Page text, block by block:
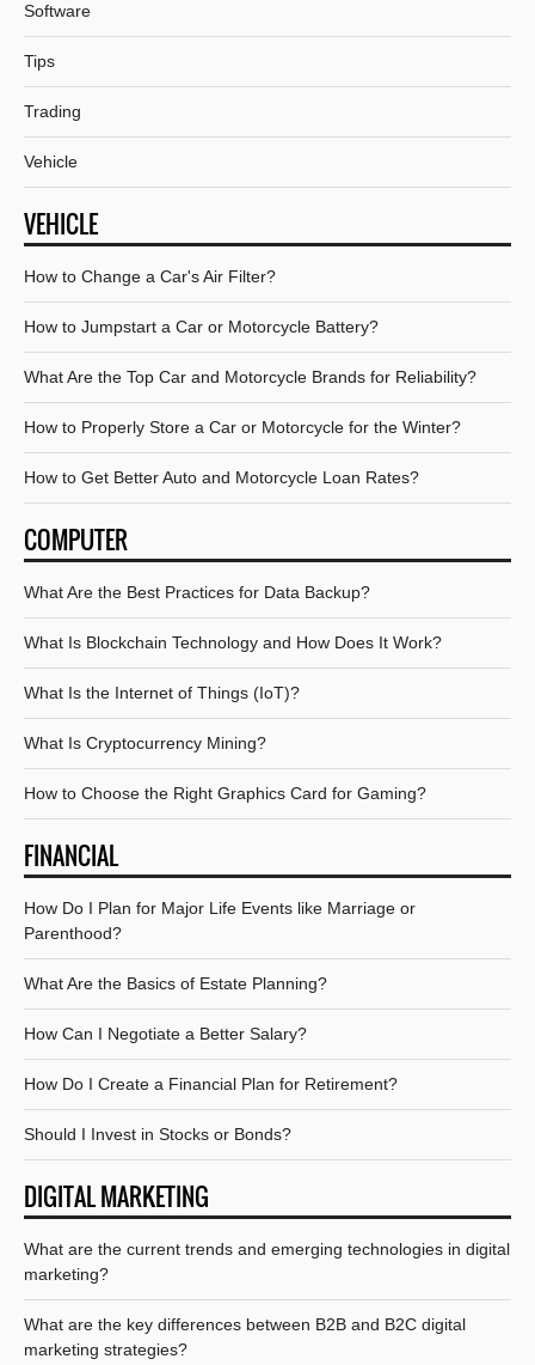
Software
Tips
Trading
Vehicle
VEHICLE
How to Change a Car's Air Filter?
How to Jumpstart a Car or Motorcycle Battery?
What Are the Top Car and Motorcycle Brands for Reliability?
How to Properly Store a Car or Motorcycle for the Winter?
How to Get Better Auto and Motorcycle Loan Rates?
COMPUTER
What Are the Best Practices for Data Backup?
What Is Blockchain Technology and How Does It Work?
What Is the Internet of Things (IoT)?
What Is Cryptocurrency Mining?
How to Choose the Right Graphics Card for Gaming?
FINANCIAL
How Do I Plan for Major Life Events like Marriage or
Parenthood?
What Are the Basics of Estate Planning?
How Can I Negotiate a Better Salary?
How Do I Create a Financial Plan for Retirement?
Should I Invest in Stocks or Bonds?
DIGITAL MARKETING
What are the current trends and emerging technologies in digital
marketing?
What are the key differences between B2B and B2C digital
marketing strategies?